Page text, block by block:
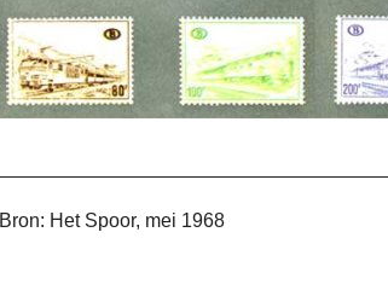
Bron: Het Spoor, mei 1968